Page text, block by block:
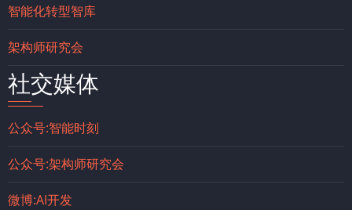
智能化转型智库
架构师研究会
社交媒体
公众号:智能时刻
公众号:架构师研究会
微博:AI开发